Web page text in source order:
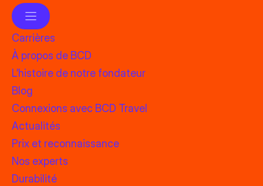
Carrières
À propos de BCD
L’histoire de notre fondateur
Blog
Connexions avec BCD Travel
Actualités
Prix et reconnaissance
Nos experts
Durabilité